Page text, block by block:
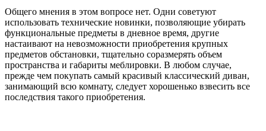
Общего мнения в этом вопросе нет. Одни советуют
использовать технические новинки, позволяющие убирать
функциональные предметы в дневное время, другие
настаивают на невозможности приобретения крупных
предметов обстановки, тщательно соразмерять объем
пространства и габариты меблировки. В любом случае,
прежде чем покупать самый красивый классический диван,
занимающий всю комнату, следует хорошенько взвесить все
последствия такого приобретения.